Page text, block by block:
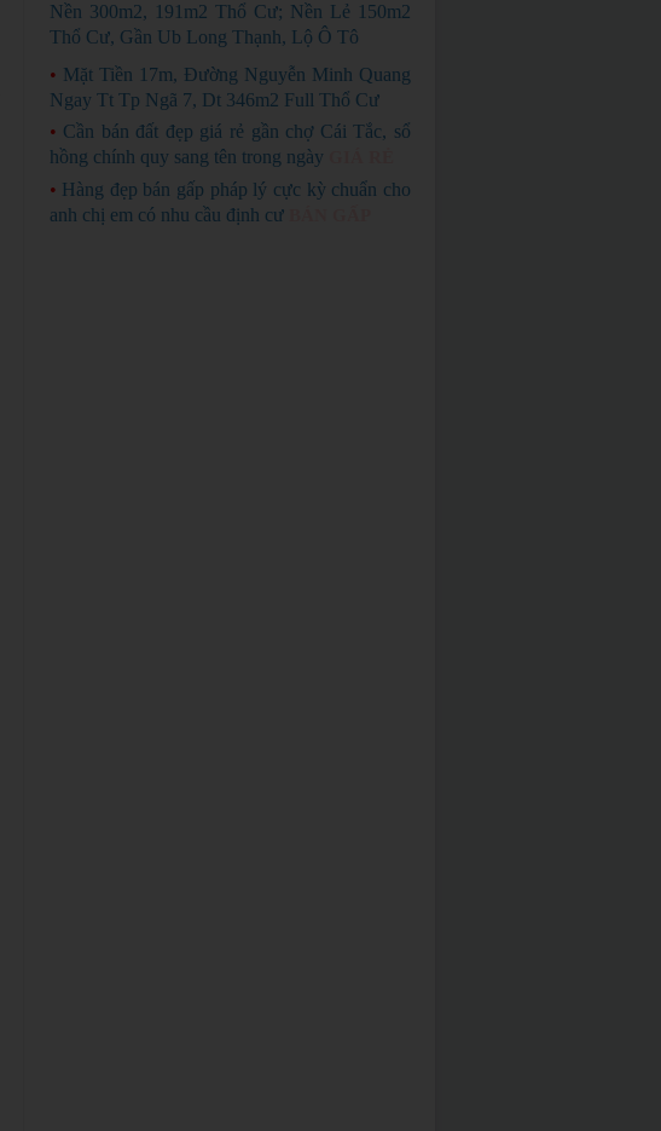
Nền 300m2, 191m2 Thổ Cư; Nền Lẻ 150m2
Thổ Cư, Gần Ub Long Thạnh, Lộ Ô Tô
• Mặt Tiền 17m, Đường Nguyễn Minh Quang
Ngay Tt Tp Ngã 7, Dt 346m2 Full Thổ Cư
• Cần bán đất đẹp giá rẻ gần chợ Cái Tắc, sổ
hồng chính quy sang tên trong ngày
• Hàng đẹp bán gấp pháp lý cực kỳ chuẩn cho
anh chị em có nhu cầu định cư